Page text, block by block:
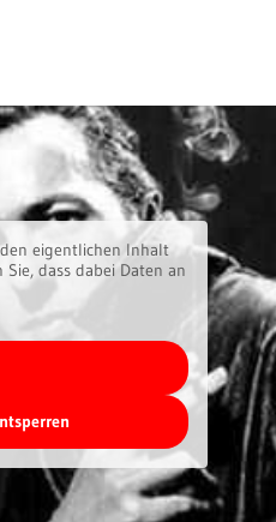
eigentlichen Inhalt
dass dabei Daten an